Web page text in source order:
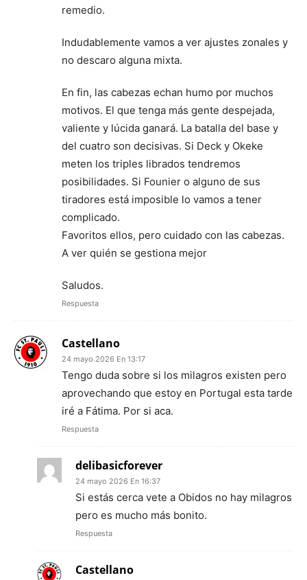
remedio.
Indudablemente vamos a ver ajustes zonales y
no descaro alguna mixta.
En fin, las cabezas echan humo por muchos
motivos. El que tenga más gente despejada,
valiente y lúcida ganará. La batalla del base y
del cuatro son decisivas. Si Deck y Okeke
meten los triples librados tendremos
posibilidades. Si Founier o alguno de sus
tiradores está imposible lo vamos a tener
complicado.
Favoritos ellos, pero cuidado con las cabezas.
A ver quién se gestiona mejor
Saludos.
Respuesta
Castellano
24 mayo 2026 En 13:17
Tengo duda sobre si los milagros existen pero
aprovechando que estoy en Portugal esta tarde
iré a Fátima. Por si aca.
Respuesta
delibasicforever
24 mayo 2026 En 16:37
Si estás cerca vete a Obidos no hay milagros
pero es mucho más bonito.
Respuesta
Castellano